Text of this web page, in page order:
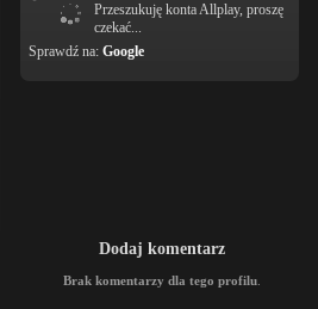
Przeszukuję konta Allplay, proszę
czekać...
Sprawdź na: Google
Dodaj komentarz
Brak komentarzy dla tego profilu